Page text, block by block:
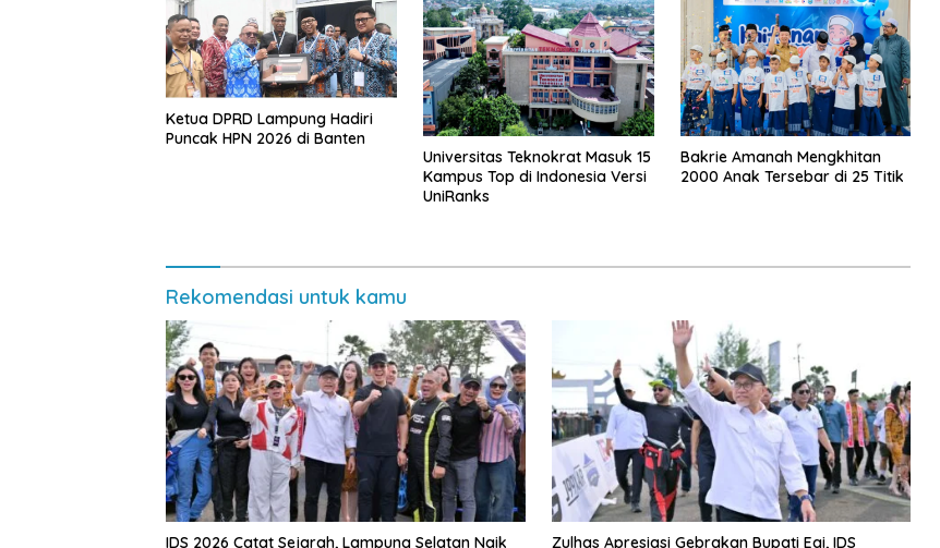
Ketua DPRD Lampung Hadiri
Puncak HPN 2026 di Banten
Universitas Teknokrat Masuk 15
Kampus Top di Indonesia Versi
UniRanks
Bakrie Amanah Mengkhitan
2000 Anak Tersebar di 25 Titik
Rekomendasi untuk kamu
IDS 2026 Catat Sejarah, Lampung Selatan Naik Zulhas Apresiasi Gebrakan Bupati Egi, IDS